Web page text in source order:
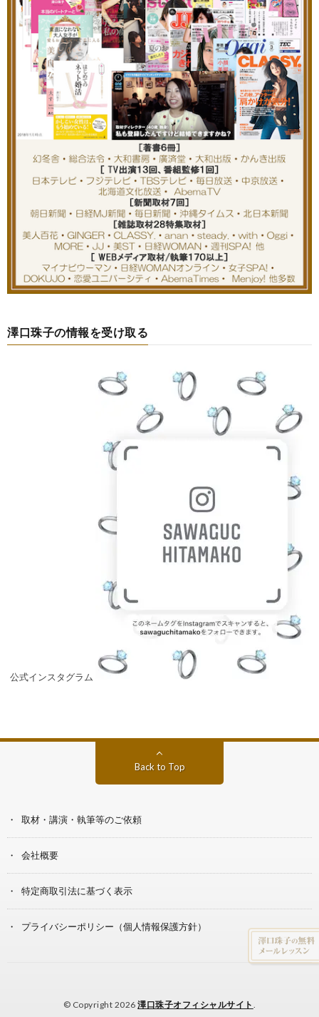
澤口珠子の情報を受け取る
公式インスタグラム
Back to Top
取材・講演・執筆等のご依頼
会社概要
特定商取引法に基づく表示
プライバシーポリシー（個人情報保護方針）
© Copyright 2026澤口珠子オフィシャルサイト .